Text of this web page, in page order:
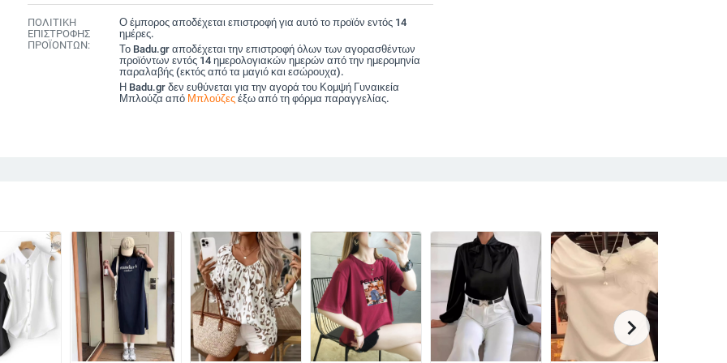
ΠΟΛΙΤΙΚΗ
ΕΠΙΣΤΡΟΦΗΣ
ΠΡΟΪΟΝΤΩΝ:
Ο έμπορος αποδέχεται επιστροφή για αυτό το προϊόν εντός 14
ημέρες.
Το Badu.gr αποδέχεται την επιστροφή όλων των αγορασθέντων
προϊόντων εντός 14 ημερολογιακών ημερών από την ημερομηνία
παραλαβής (εκτός από τα μαγιό και εσώρουχα).
Η Badu.gr δεν ευθύνεται για την αγορά του Κομψή Γυναικεία
Μπλούζα από Μπλούζεςέξω από τη φόρμα παραγγελίας.
chevron_right